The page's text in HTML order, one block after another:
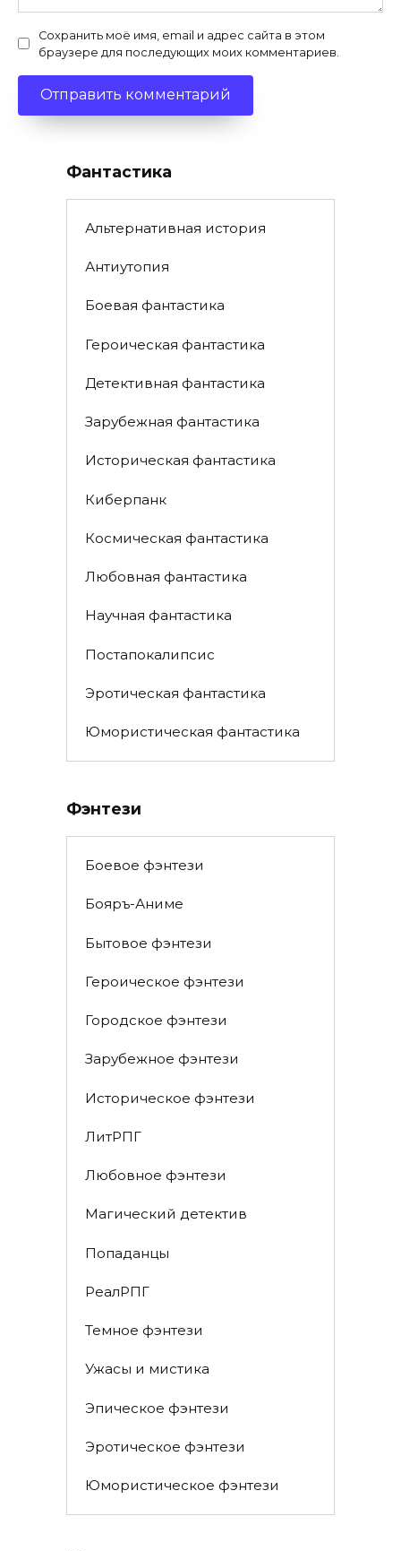
Сохранить моё имя, email и адрес сайта в этом
браузере для последующих моих комментариев.
Фантастика
Альтернативная история
Антиутопия
Боевая фантастика
Героическая фантастика
Детективная фантастика
Зарубежная фантастика
Историческая фантастика
Киберпанк
Космическая фантастика
Любовная фантастика
Научная фантастика
Постапокалипсис
Эротическая фантастика
Юмористическая фантастика
Фэнтези
Боевое фэнтези
Бояръ-Аниме
Бытовое фэнтези
Героическое фэнтези
Городское фэнтези
Зарубежное фэнтези
Историческое фэнтези
ЛитРПГ
Любовное фэнтези
Магический детектив
Попаданцы
РеалРПГ
Темное фэнтези
Ужасы и мистика
Эпическое фэнтези
Эротическое фэнтези
Юмористическое фэнтези